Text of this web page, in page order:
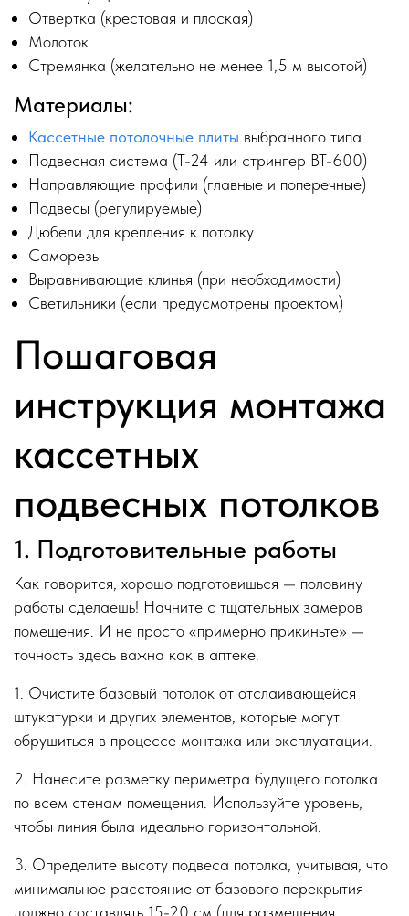
Отвертка (крестовая и плоская)
Молоток
Стремянка (желательно не менее 1,5 м высотой)
Материалы:
Кассетные потолочные плиты выбранного типа
Подвесная система (Т-24 или стрингер ВТ-600)
Направляющие профили (главные и поперечные)
Подвесы (регулируемые)
Дюбели для крепления к потолку
Саморезы
Выравнивающие клинья (при необходимости)
Светильники (если предусмотрены проектом)
Пошаговая
инструкция монтажа
кассетных
подвесных потолков
1. Подготовительные работы
Как говорится, хорошо подготовишься — половину
работы сделаешь! Начните с тщательных замеров
помещения. И не просто «примерно прикиньте» —
точность здесь важна как в аптеке.
1. Очистите базовый потолок от отслаивающейся
штукатурки и других элементов, которые могут
обрушиться в процессе монтажа или эксплуатации.
2. Нанесите разметку периметра будущего потолка
по всем стенам помещения. Используйте уровень,
чтобы линия была идеально горизонтальной.
3. Определите высоту подвеса потолка, учитывая, что
минимальное расстояние от базового перекрытия
должно составлять 15-20 см (для размещения